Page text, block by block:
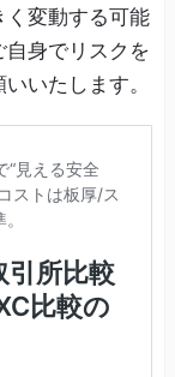
変動する可能
身でリスクを
いたします。